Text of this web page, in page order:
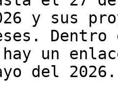
y sus
Dentro
hay un
del 2026.